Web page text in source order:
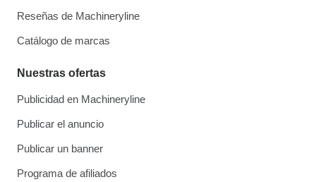
Reseñas de Machineryline
Catálogo de marcas
Nuestras ofertas
Publicidad en Machineryline
Publicar el anuncio
Publicar un banner
Programa de afiliados